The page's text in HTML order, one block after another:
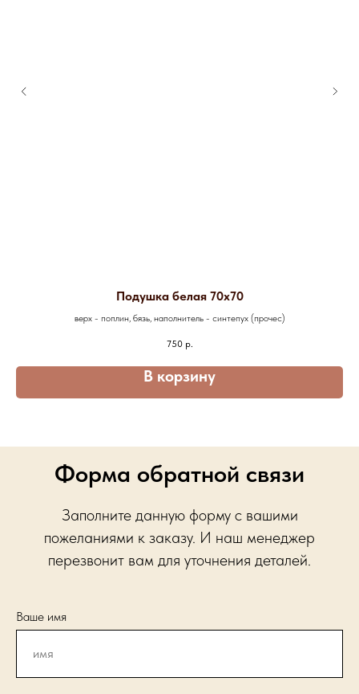
Подушка белая 70х70
верх - поплин, бязь, наполнитель - синтепух (прочес)
750 р.
В корзину
Форма обратной связи
Заполните данную форму с вашими
пожеланиями к заказу. И наш менеджер
перезвонит вам для уточнения деталей.
Ваше имя